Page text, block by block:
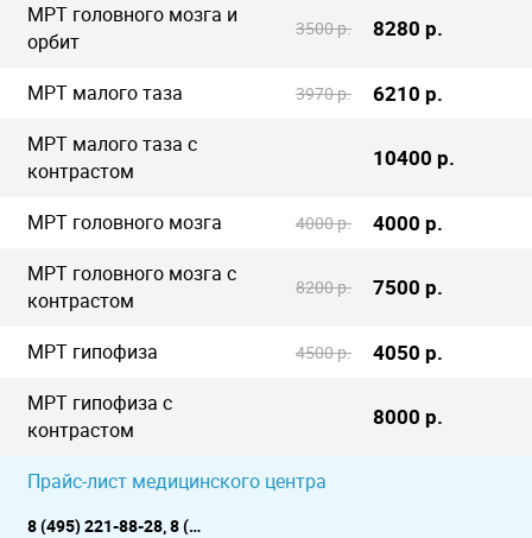
МРТ головного мозга и
орбит
3500 р. 8280 р.
МРТ малого таза 3970 р. 6210 р.
МРТ малого таза с
контрастом
10400 р.
МРТ головного мозга 4000 р. 4000 р.
МРТ головного мозга с
контрастом
8200 р. 7500 р.
МРТ гипофиза 4500 р. 4050 р.
МРТ гипофиза с
контрастом
8000 р.
Прайс-лист медицинского центра
8 (495) 221-88-28, 8 (495) 23-69-777, 8 (495) 236-85-86 (до 19:00)